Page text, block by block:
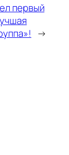
первый
→